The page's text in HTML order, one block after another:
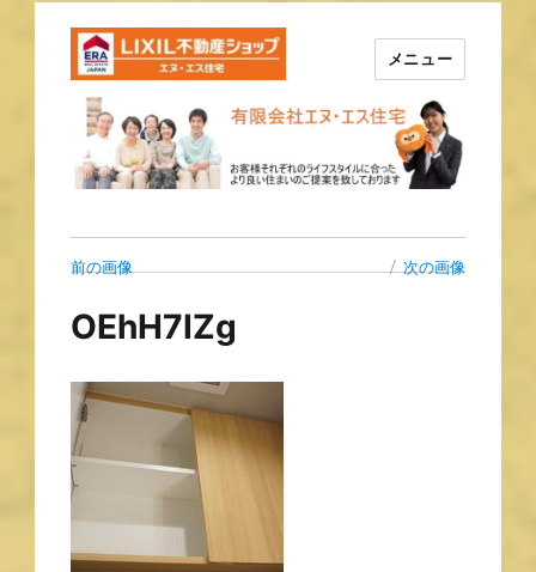
長崎の不動産はエヌ・エス住宅
で！！
メニュー
前の画像 次の画像
OEhH7IZg